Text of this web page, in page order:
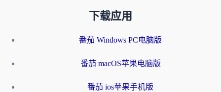
下载应用
番茄 Windows PC电脑版
番茄 macOS苹果电脑版
番茄 ios苹果手机版